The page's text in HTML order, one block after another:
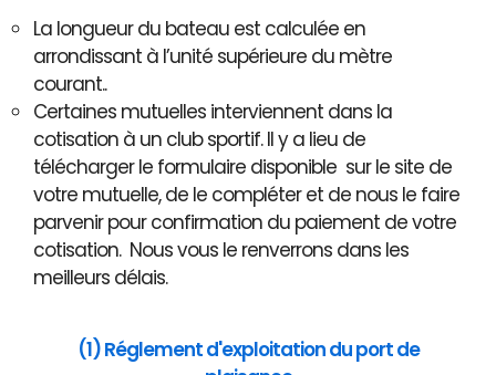
La longueur du bateau est calculée en
arrondissant à l’unité supérieure du mètre
courant..
Certaines mutuelles interviennent dans la
cotisation à un club sportif. Il y a lieu de
télécharger le formulaire disponible sur le site de
votre mutuelle, de le compléter et de nous le faire
parvenir pour confirmation du paiement de votre
cotisation. Nous vous le renverrons dans les
meilleurs délais.
(1) Réglement d'exploitation du port de